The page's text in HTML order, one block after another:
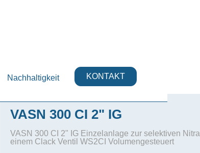
Nachhaltigkeit KONTAKT
VASN 300 CI 2" IG
VASN 300 CI 2" IG Einzelanlage zur selektiven
einem Clack Ventil WS2CI Volumengesteuert